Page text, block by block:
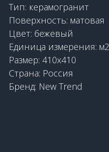
Тип: керамогранит
Поверхность: матовая
Цвет: бежевый
Единица измерения: м2
Размер: 410х410
Страна: Россия
Бренд: New Trend